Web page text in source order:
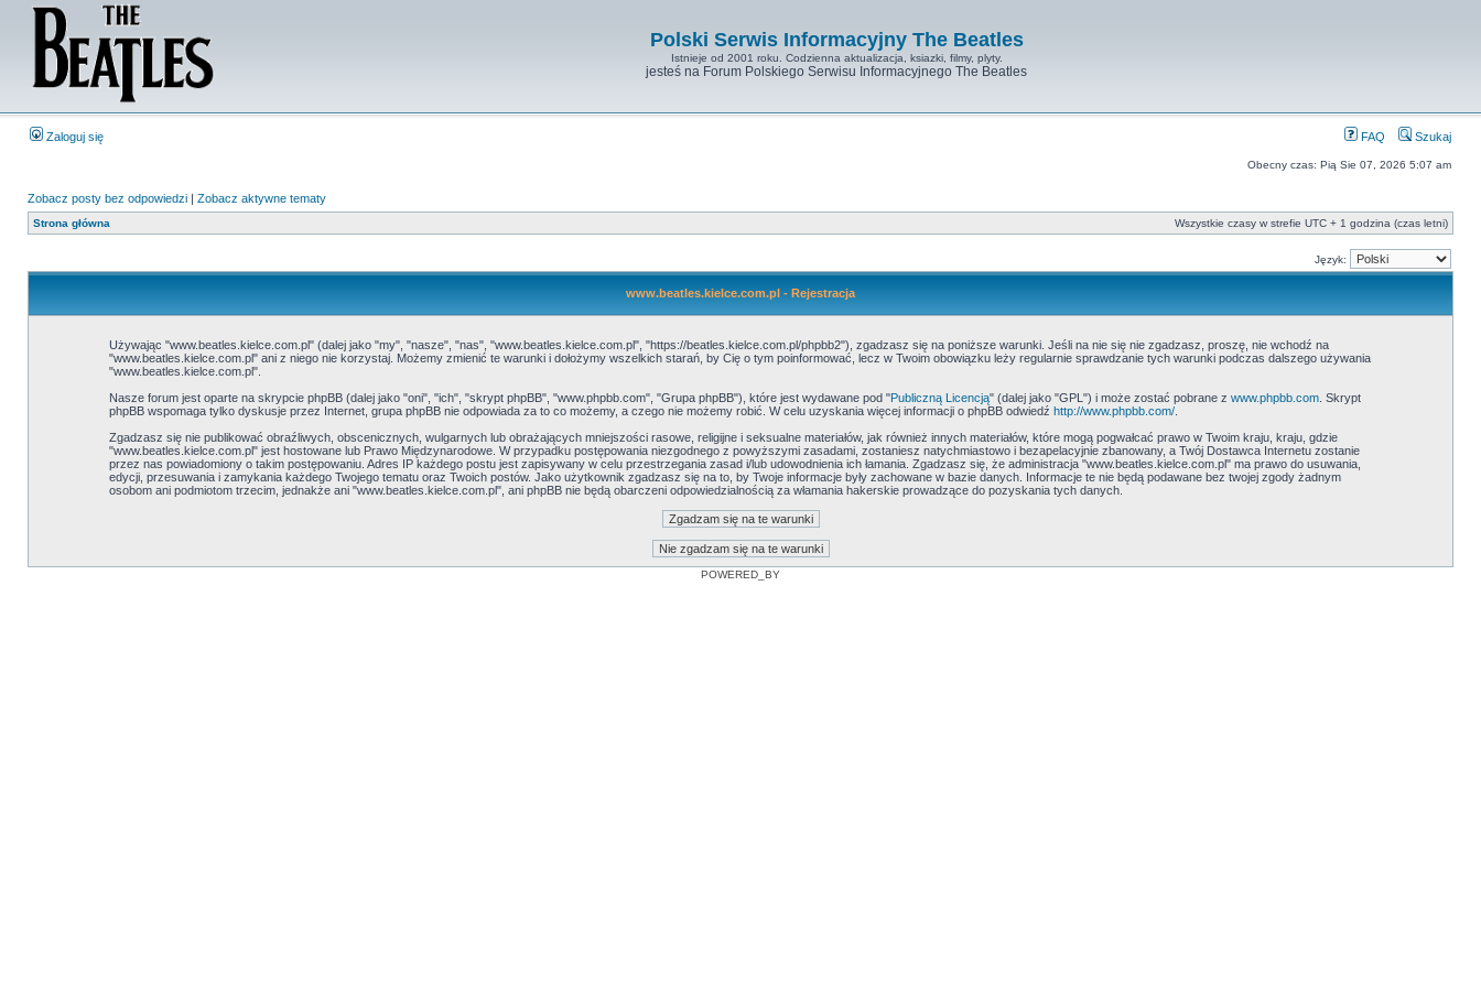
Polski Serwis Informacyjny The Beatles
Istnieje od 2001 roku. Codzienna aktualizacja, ksiazki, filmy, plyty.
jesteś na Forum Polskiego Serwisu Informacyjnego The Beatles
Zaloguj się FAQ Szukaj
Obecny czas: Pią Sie 07, 2026 5:07 am
Zobacz posty bez odpowiedzi | Zobacz aktywne tematy
Strona główna Wszystkie czasy w strefie UTC + 1 godzina (czas letni)
Język:
www.beatles.kielce.com.pl - Rejestracja
Używając "www.beatles.kielce.com.pl" (dalej jako "my", "nasze", "nas", "www.beatles.kielce.com.pl", "https://beatles.kielce.com.pl/phpbb2"), zgadzasz się na poniższe warunki. Jeśli na nie się nie zgadzasz, proszę, nie wchodź na
"www.beatles.kielce.com.pl" ani z niego nie korzystaj. Możemy zmienić te warunki i dołożymy wszelkich starań, by Cię o tym poinformować, lecz w Twoim obowiązku leży regularnie sprawdzanie tych warunki podczas dalszego używania
"www.beatles.kielce.com.pl".
Nasze forum jest oparte na skrypcie phpBB (dalej jako "oni", "ich", "skrypt phpBB", "www.phpbb.com", "Grupa phpBB"), które jest wydawane pod "Publiczną Licencją" (dalej jako "GPL") i może zostać pobrane z www.phpbb.com. Skrypt
phpBB wspomaga tylko dyskusje przez Internet, grupa phpBB nie odpowiada za to co możemy, a czego nie możemy robić. W celu uzyskania więcej informacji o phpBB odwiedź http://www.phpbb.com/.
Zgadzasz się nie publikować obraźliwych, obscenicznych, wulgarnych lub obrażających mniejszości rasowe, religijne i seksualne materiałów, jak również innych materiałów, które mogą pogwałcać prawo w Twoim kraju, kraju, gdzie
"www.beatles.kielce.com.pl" jest hostowane lub Prawo Międzynarodowe. W przypadku postępowania niezgodnego z powyższymi zasadami, zostaniesz natychmiastowo i bezapelacyjnie zbanowany, a Twój Dostawca Internetu zostanie
przez nas powiadomiony o takim postępowaniu. Adres IP każdego postu jest zapisywany w celu przestrzegania zasad i/lub udowodnienia ich łamania. Zgadzasz się, że administracja "www.beatles.kielce.com.pl" ma prawo do usuwania,
edycji, przesuwania i zamykania każdego Twojego tematu oraz Twoich postów. Jako użytkownik zgadzasz się na to, by Twoje informacje były zachowane w bazie danych. Informacje te nie będą podawane bez twojej zgody żadnym
osobom ani podmiotom trzecim, jednakże ani "www.beatles.kielce.com.pl", ani phpBB nie będą obarczeni odpowiedzialnością za włamania hakerskie prowadzące do pozyskania tych danych.
POWERED_BY